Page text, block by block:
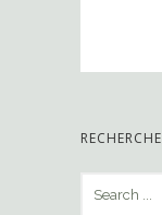
RECHERCHE